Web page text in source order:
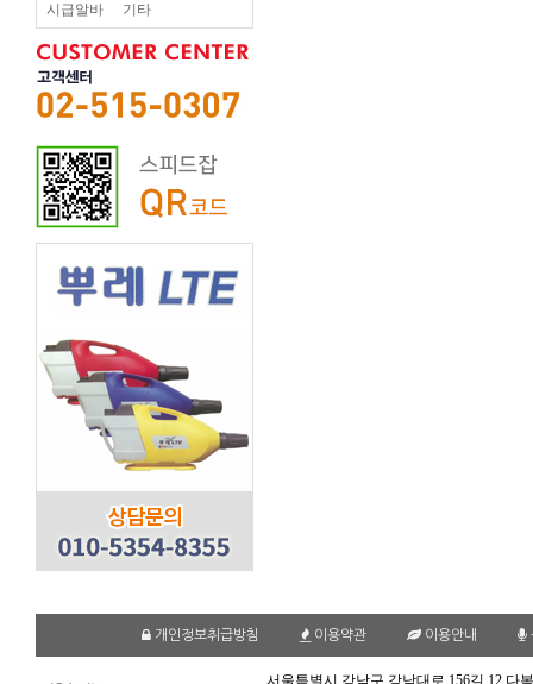
시급알바 기타
개인정보취급방침 이용약관 이용안내
서울특별시 강남구 강남대로 156길 12 다